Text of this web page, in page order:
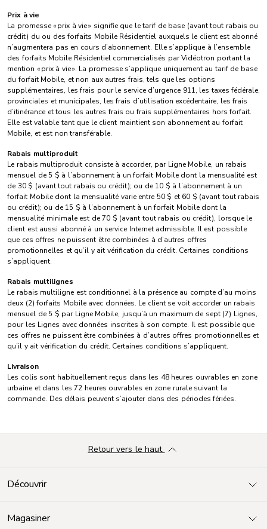
Prix à vie
La promesse « prix à vie » signifie que le tarif de base (avant tout rabais ou
crédit) du ou des forfaits Mobile Résidentiel auxquels le client est abonné
n’augmentera pas en cours d’abonnement. Elle s’applique à l’ensemble
des forfaits Mobile Résidentiel commercialisés par Vidéotron portant la
mention « prix à vie ». La promesse s’applique uniquement au tarif de base
du forfait Mobile, et non aux autres frais, tels que les options
supplémentaires, les frais pour le service d’urgence 911, les taxes fédérale,
provinciales et municipales, les frais d’utilisation excédentaire, les frais
d’itinérance et tous les autres frais ou frais supplémentaires hors forfait.
Elle est valable tant que le client maintient son abonnement au forfait
Mobile, et est non transférable.
Rabais multiproduit
Le rabais multiproduit consiste à accorder, par Ligne Mobile, un rabais
mensuel de 5 $ à l’abonnement à un forfait Mobile dont la mensualité est
de 30 $ (avant tout rabais ou crédit); ou de 10 $ à l’abonnement à un
forfait Mobile dont la mensualité varie entre 50 $ et 60 $ (avant tout rabais
ou crédit); ou de 15 $ à l’abonnement à un forfait Mobile dont la
mensualité minimale est de 70 $ (avant tout rabais ou crédit), lorsque le
client est aussi abonné à un service Internet admissible. Il est possible
que ces offres ne puissent être combinées à d’autres offres
promotionnelles et qu’il y ait vérification du crédit. Certaines conditions
s’appliquent.
Rabais multilignes
Le rabais multiligne est conditionnel à la présence au compte d’au moins
deux (2) forfaits Mobile avec données. Le client se voit accorder un rabais
mensuel de 5 $ par Ligne Mobile, jusqu’à un maximum de sept (7) Lignes,
pour les Lignes avec données inscrites à son compte. Il est possible que
ces offres ne puissent être combinées à d’autres offres promotionnelles et
qu’il y ait vérification du crédit. Certaines conditions s’appliquent.
Livraison
Les colis sont habituellement reçus dans les 48 heures ouvrables en zone
urbaine et dans les 72 heures ouvrables en zone rurale suivant la
commande. Des délais peuvent s’ajouter dans des périodes fériées.
Découvrir
Magasiner
Retour vers le haut